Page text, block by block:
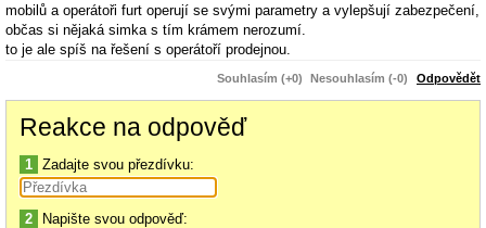
mobilů a operátoři furt operují se svými parametry a vylepšují zabezpečení,
občas si nějaká simka s tím krámem nerozumí.
to je ale spíš na řešení s operátoří prodejnou.
Souhlasím (+0) Nesouhlasím (-0) Odpovědět
Reakce na odpověď
1 Zadajte svou přezdívku:
2 Napište svou odpověď: